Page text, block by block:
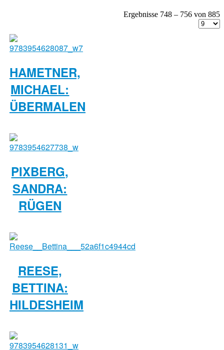
Ergebnisse 748 – 756 von 885
HAMETNER,
MICHAEL:
ÜBERMALEN
PIXBERG,
SANDRA:
RÜGEN
REESE,
BETTINA:
HILDESHEIM